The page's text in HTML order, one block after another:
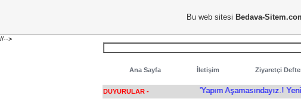
//-->
Ana Sayfa İletişim Ziyaretçi
DUYURULAR - 'Yapım Aşamasındayız.! Yeni
Bu web sitesi Bedava-